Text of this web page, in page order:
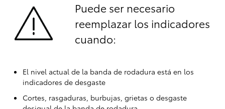
Puede ser necesario
reemplazar los indicadores
cuando:
El nivel actual de la banda de rodadura está en los
indicadores de desgaste
Cortes, rasgaduras, burbujas, grietas o desgaste